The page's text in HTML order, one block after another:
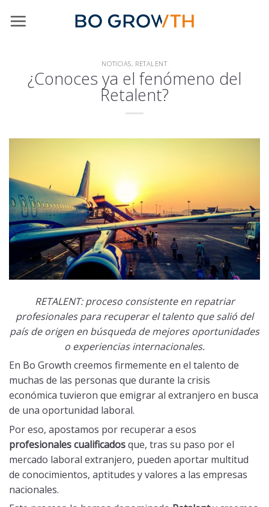
NOTICIAS, RETALENT
¿Conoces ya el fenómeno del
Retalent?
RETALENT: proceso consistente en repatriar
profesionales para recuperar el talento que salió del
país de origen en búsqueda de mejores oportunidades
o experiencias internacionales.
En Bo Growth creemos firmemente en el talento de
muchas de las personas que durante la crisis
económica tuvieron que emigrar al extranjero en busca
de una oportunidad laboral.
Por eso, apostamos por recuperar a esos
profesionales cualificadosque, tras su paso por el
mercado laboral extranjero, pueden aportar multitud
de conocimientos, aptitudes y valores a las empresas
nacionales.